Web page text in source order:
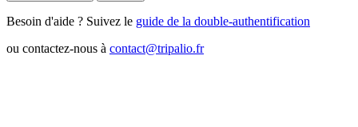
Besoin d'aide ? Suivez le guide de la double-authentification
ou contactez-nous à contact@tripalio.fr